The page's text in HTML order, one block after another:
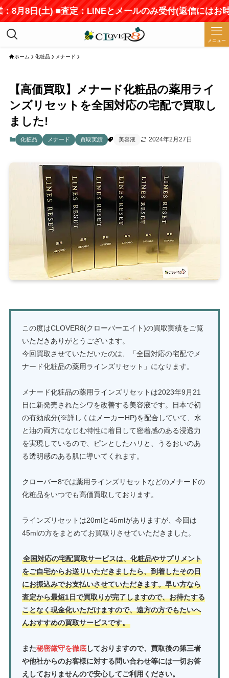
8月8日(土) ■査定：LINEとメールのみ受付(返信にはお時
メニュー
ホーム 化粧品 メナード
【高価買取】メナード化粧品の薬用ライ
ンズリセットを全国対応の宅配で買取し
ました!
化粧品 メナード 買取実績 美容液 2024年2月27日
この度はCLOVER8(クローバーエイト)の買取実績をご覧
いただきありがとうございます。
今回買取させていただいたのは、「全国対応の宅配でメ
ナード化粧品の薬用ラインズリセット」になります。
メナード化粧品の薬用ラインズリセットは2023年9月21
日に新発売されたシワを改善する美容液です。日本で初
の有効成分(※詳しくはメーカーHP)を配合していて、水
と油の両方になじむ特性に着目して密着感のある浸透力
を実現しているので、ピンとしたハリと、うるおいのあ
る透明感のある肌に導いてくれます。
クローバー8では薬用ラインズリセットなどのメナードの
化粧品をいつでも高価買取しております。
ラインズリセットは20mlと45mlがありますが、今回は
45mlの方をまとめてお買取りさせていただきました。
全国対応の宅配買取サービスは、化粧品やサプリメント
をご自宅からお送りいただきましたら、到着したその日
にお振込みでお支払いさせていただきます。早い方なら
査定から最短1日で買取りが完了しますので、お待たする
ことなく現金化いただけますので、遠方の方でもたいへ
んおすすめの買取サービスです。
また秘密厳守を徹底しておりますので、買取後の第三者
や他社からのお客様に対する問い合わせ等には一切お答
えしておりませんので安心してご利用ください。